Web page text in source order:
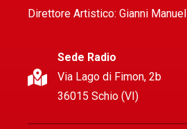
Direttore Artistico: Gianni Manuel
Sede Radio
Via Lago di Fimon, 2b
36015 Schio (VI)